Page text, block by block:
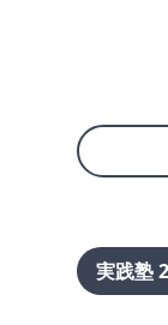
実践塾